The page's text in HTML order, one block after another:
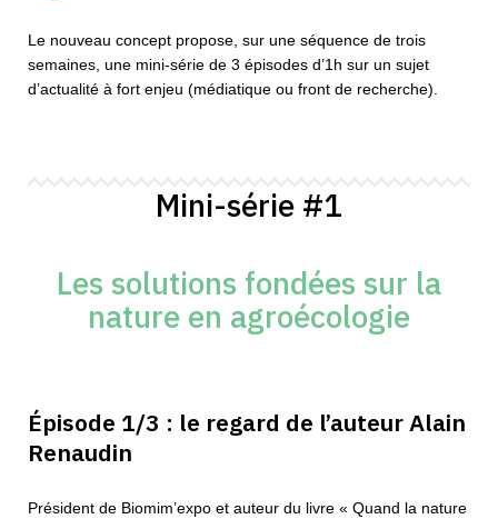
Le nouveau concept propose, sur une séquence de trois
semaines, une mini-série de 3 épisodes d’1h sur un sujet
d’actualité à fort enjeu (médiatique ou front de recherche).
Mini-série #1
Les solutions fondées sur la
nature en agroécologie
Épisode 1/3 : le regard de l’auteur Alain
Renaudin
Président de Biomim’expo et auteur du livre « Quand la nature